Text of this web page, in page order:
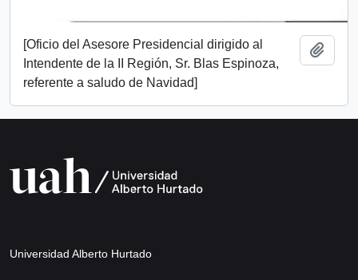
[Oficio del Asesore Presidencial dirigido al
Intendente de la II Región, Sr. Blas Espinoza,
referente a saludo de Navidad]
Universidad Alberto Hurtado